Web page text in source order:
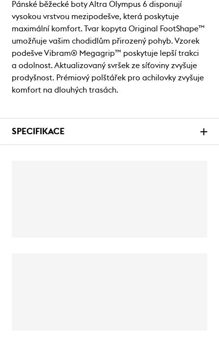
Pánské běžecké boty Altra Olympus 6 disponují
vysokou vrstvou mezipodešve, která poskytuje
maximální komfort. Tvar kopyta Original FootShape™
umožňuje vašim chodidlům přirozený pohyb. Vzorek
podešve Vibram® Megagrip™ poskytuje lepší trakci
a odolnost. Aktualizovaný svršek ze síťoviny zvyšuje
prodyšnost. Prémiový polštářek pro achilovky zvyšuje
komfort na dlouhých trasách.
SPECIFIKACE